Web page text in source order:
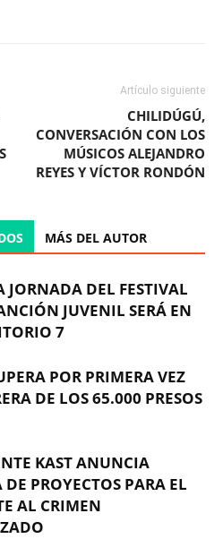
Artículo siguiente
CHILIDÚGÚ,
CONVERSACIÓN CON LOS
MÚSICOS ALEJANDRO
REYES Y VÍCTOR RONDÓN
MÁS DEL AUTOR
JORNADA DEL FESTIVAL
JUVENIL SERÁ EN
7
POR PRIMERA VEZ
DE LOS 65.000 PRESOS
KAST ANUNCIA
DE PROYECTOS PARA EL
AL CRIMEN